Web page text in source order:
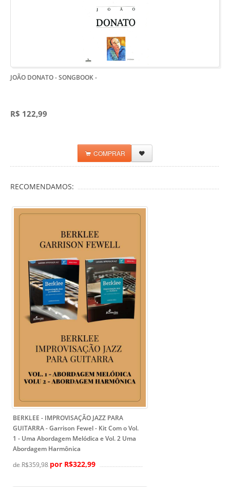
JOÃO DONATO - SONGBOOK-
R$ 122,99
COMPRAR
RECOMENDAMOS:
BERKLEE - IMPROVISAÇÃO JAZZ PARA
GUITARRA - Garrison Fewel- Kit Com o Vol.
1 - Uma Abordagem Melódica e Vol. 2 Uma
Abordagem Harmônica
de R$359,98por R$322,99